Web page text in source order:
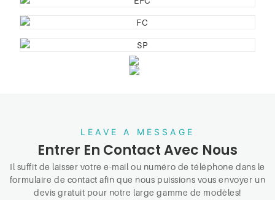
LEAVE A MESSAGE
Entrer En Contact Avec Nous
Il suffit de laisser votre e-mail ou numéro de téléphone dans le
formulaire de contact afin que nous puissions vous envoyer un
devis gratuit pour notre large gamme de modèles!